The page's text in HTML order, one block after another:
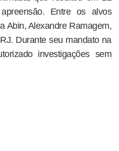
Entre os alvos
Abin, Alexandre Ramagem,
Durante seu mandato na
investigações sem